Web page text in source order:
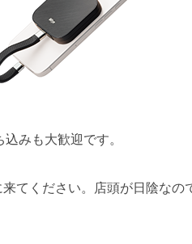
みも大歓迎です。
てください。店頭が日陰なの